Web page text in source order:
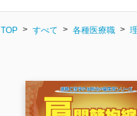
TOP すべて 各種医療職